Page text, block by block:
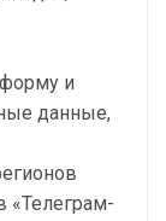
и
данные,
«Телеграм-